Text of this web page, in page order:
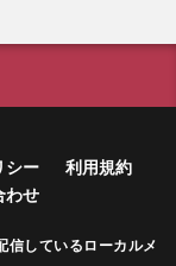
シー
利用規約
わせ
信しているローカルメ